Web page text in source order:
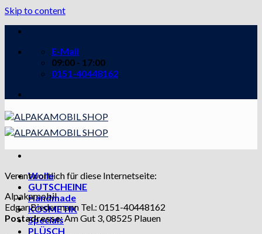
Skip to content
E-Mail
09:00 - 17:00
0151-40448162
Wolle
GUTSCHEINE
Handmade
KOSMETIK
Specials
PLÜSCH
Verantwortlich für diese Internetseite:
Alpakamobil
Edgar Biedermann Tel.: 0151-40448162
Postadresse:Am Gut 3, 08525 Plauen